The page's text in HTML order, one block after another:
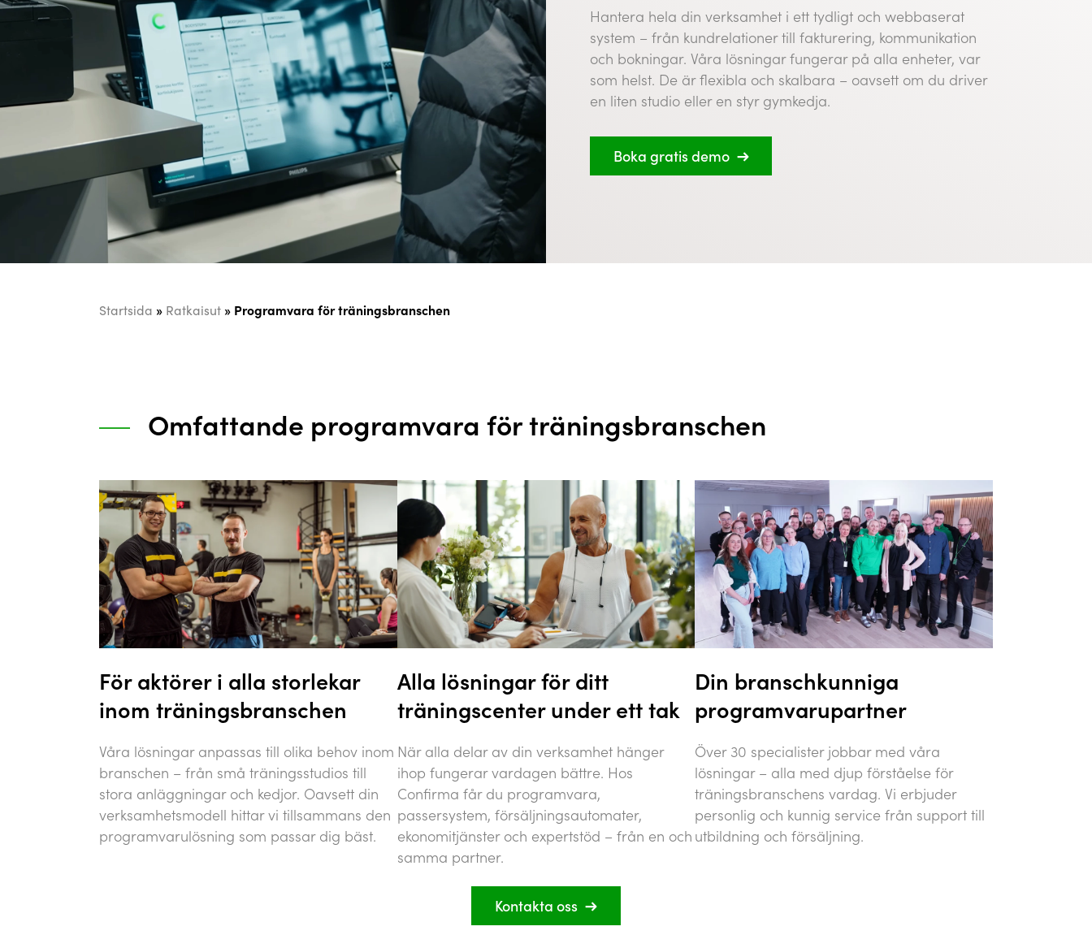
Hantera hela din verksamhet i ett tydligt och webbaserat
system – från kundrelationer till fakturering, kommunikation
och bokningar. Våra lösningar fungerar på alla enheter, var
som helst. De är flexibla och skalbara – oavsett om du driver
en liten studio eller en styr gymkedja.
Boka gratis demo
Startsida » Ratkaisut » Programvara för träningsbranschen
Omfattande programvara för träningsbranschen
För aktörer i alla storlekar
inom träningsbranschen
Våra lösningar anpassas till olika behov inom
branschen – från små träningsstudios till
stora anläggningar och kedjor. Oavsett din
verksamhetsmodell hittar vi tillsammans den
programvarulösning som passar dig bäst.
Alla lösningar för ditt
träningscenter under ett tak
När alla delar av din verksamhet hänger
ihop fungerar vardagen bättre. Hos
Confirma får du programvara,
passersystem, försäljningsautomater,
ekonomitjänster och expertstöd – från en och
samma partner.
Din branschkunniga
programvarupartner
Över 30 specialister jobbar med våra
lösningar – alla med djup förståelse för
träningsbranschens vardag. Vi erbjuder
personlig och kunnig service från support till
utbildning och försäljning.
Kontakta oss